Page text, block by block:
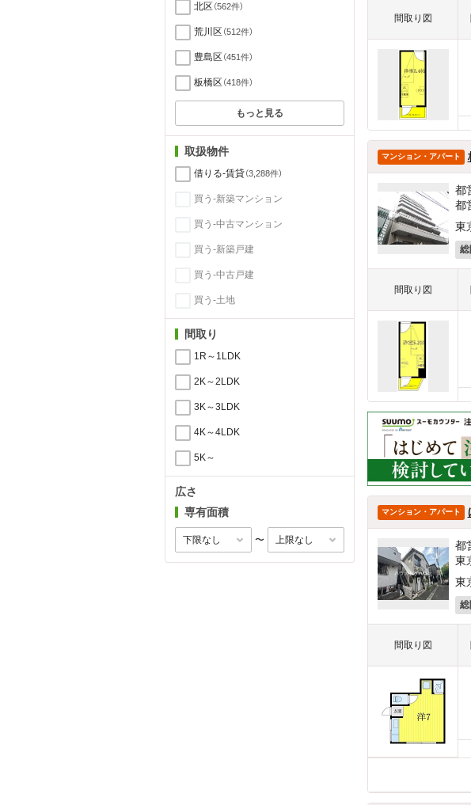
間取り図
マンション・アパート
都
都
東
総
間取り図
マンション・アパート
都
東
東
総
間取り図
北区 （562件）
荒川区 （512件）
豊島区 （451件）
板橋区 （418件）
もっと見る
取扱物件
借りる-賃貸（3,288件）
買う-新築マンション
買う-中古マンション
買う-新築戸建
買う-中古戸建
買う-土地
間取り
1R～1LDK
2K～2LDK
3K～3LDK
4K～4LDK
5K～
広さ
専有面積
〜